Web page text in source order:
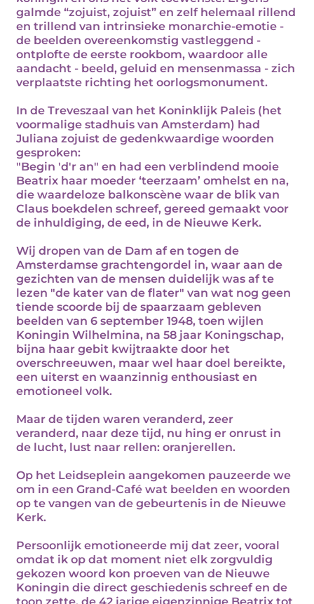
galmde “zojuist, zojuist” en zelf helemaal rillend
en trillend van intrinsieke monarchie-emotie -
de beelden overeenkomstig vastleggend -
ontplofte de eerste rookbom, waardoor alle
aandacht - beeld, geluid en mensenmassa - zich
verplaatste richting het oorlogsmonument.
In de Treveszaal van het Koninklijk Paleis (het
voormalige stadhuis van Amsterdam) had
Juliana zojuist de gedenkwaardige woorden
gesproken:
"Begin 'd'r an" en had een verblindend mooie
Beatrix haar moeder ‘teerzaam’ omhelst en na,
die waardeloze balkonscène waar de blik van
Claus boekdelen schreef, gereed gemaakt voor
de inhuldiging, de eed, in de Nieuwe Kerk.
Wij dropen van de Dam af en togen de
Amsterdamse grachtengordel in, waar aan de
gezichten van de mensen duidelijk was af te
lezen "de kater van de flater" van wat nog geen
tiende scoorde bij de spaarzaam gebleven
beelden van 6 september 1948, toen wijlen
Koningin Wilhelmina, na 58 jaar Koningschap,
bijna haar gebit kwijtraakte door het
overschreeuwen, maar wel haar doel bereikte,
een uiterst en waanzinnig enthousiast en
emotioneel volk.
Maar de tijden waren veranderd, zeer
veranderd, naar deze tijd, nu hing er onrust in
de lucht, lust naar rellen: oranjerellen.
Op het Leidseplein aangekomen pauzeerde we
om in een Grand-Café wat beelden en woorden
op te vangen van de gebeurtenis in de Nieuwe
Kerk.
Persoonlijk emotioneerde mij dat zeer, vooral
omdat ik op dat moment niet elk zorgvuldig
gekozen woord kon proeven van de Nieuwe
Koningin die direct geschiedenis schreef en de